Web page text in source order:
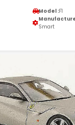
Model :F1
Smart